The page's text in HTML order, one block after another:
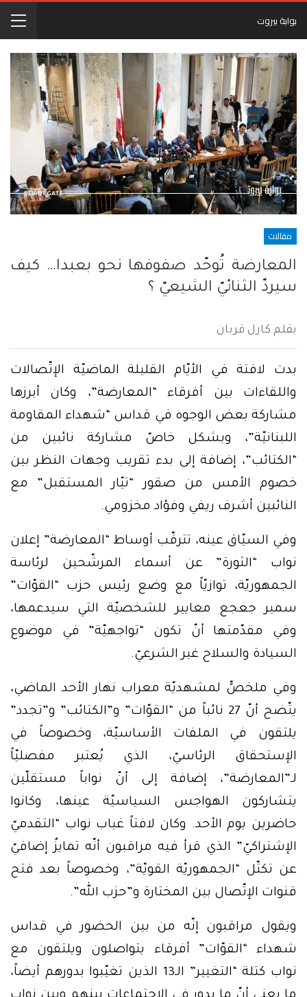
بوابة بيروت
مقالات
المعارضة تُوحّد صفوفها نحو بعبدا… كيف
سيردّ الثنائيّ الشيعيّ ؟
بقلم كارل قربان
بدت لافتة في الأيّام القليلة الماضيّة الإتّصالات
واللقاءات بين أفرقاء “المعارضة”، وكان أبرزها
مشاركة بعض الوجوه في قداس “شهداء المقاومة
اللبنانيّة”، وبشكل خاصّ مشاركة نائبين من
“الكتائب”، إضافة إلى بدء تقريب وجهات النظر بين
خصوم الأمس من صقور “تيّار المستقبل” مع
النائبين أشرف ريفي وفؤاد مخزومي.
وفي السيّاق عينه، تترقّب أوساط “المعارضة” إعلان
نواب “الثورة” عن أسماء المرشّحين لرئاسة
الجمهوريّة، توازيّاً مع وضع رئيس حزب “القوّات”
سمير جعجع معايير للشخصيّة التي سيدعمها،
وفي مقدّمتها أنّ تكون “تواجهيّة” في موضوع
السيادة والسلاح غير الشرعيّ.
وفي ملخصٍّ لمشهديّة معراب نهار الأحد الماضي،
يتّضح أنّ 27 نائباً من “القوّات” و”الكتائب” و”تجدد”
يلتقون في الملفات الأساسيّة، وخصوصاً في
الإستحقاق الرئاسيّ، الذي يُعتبر مفصليّاً
لـ”المعارضة”، إضافة إلى أنّ نواباً مستقلّين
يتشاركون الهواجس السياسيّة عينها، وكانوا
حاضرين يوم الأحد. وكان لافتاً غياب نواب “التقدميّ
الإشتراكيّ” الذي قرأ فيه مراقبون أنّه تمايزٌ إضافيّ
عن تكتّل “الجمهوريّة القويّة”، وخصوصاً بعد فتح
قنوات الإتّصال بين المختارة و”حزب الله”.
ويقول مراقبون إنّه من بين الحضور في قداس
شهداء “القوّات” أفرقاء يتواصلون ويلتقون مع
نواب كتلة “التغيير” الـ13 الذين تغيّبوا بدورهم أيضاً،